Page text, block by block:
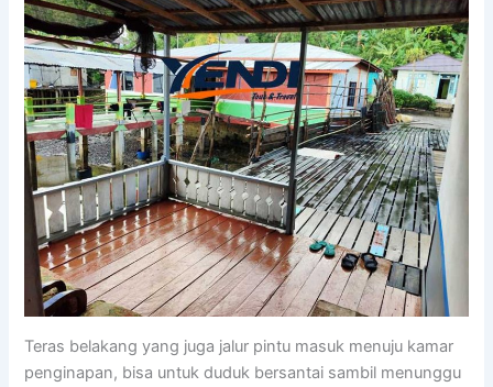
Teras belakang yang juga jalur pintu masuk menuju kamar
penginapan, bisa untuk duduk bersantai sambil menunggu